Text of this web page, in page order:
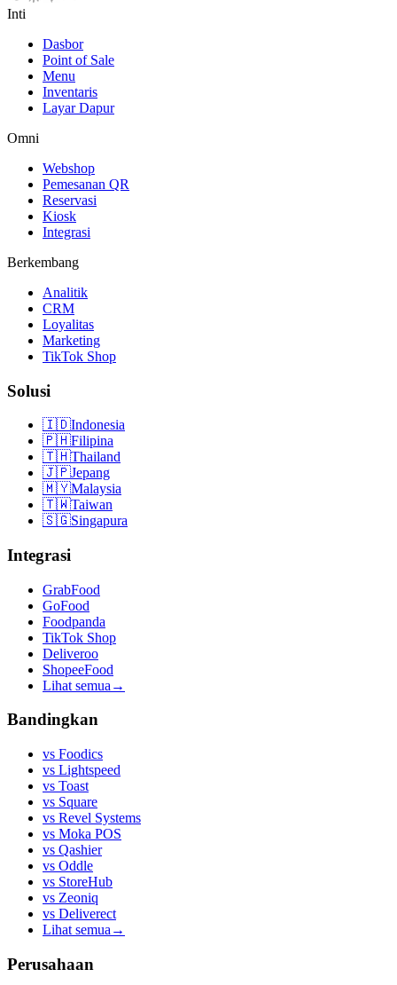
Inti
Dasbor
Point of Sale
Menu
Inventaris
Layar Dapur
Omni
Webshop
Pemesanan QR
Reservasi
Kiosk
Integrasi
Berkembang
Analitik
CRM
Loyalitas
Marketing
TikTok Shop
Solusi
🇮🇩Indonesia
🇵🇭Filipina
🇹🇭Thailand
🇯🇵Jepang
🇲🇾Malaysia
🇹🇼Taiwan
🇸🇬Singapura
Integrasi
GrabFood
GoFood
Foodpanda
TikTok Shop
Deliveroo
ShopeeFood
Lihat semua →
Bandingkan
vs Foodics
vs Lightspeed
vs Toast
vs Square
vs Revel Systems
vs Moka POS
vs Qashier
vs Oddle
vs StoreHub
vs Zeoniq
vs Deliverect
Lihat semua →
Perusahaan